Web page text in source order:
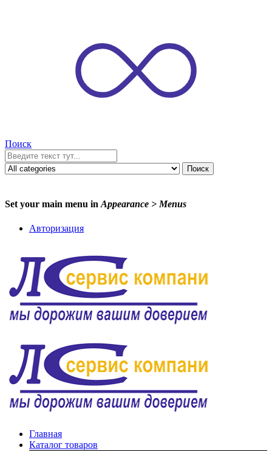
Поиск
Поиск
Set your main menu in Appearance > Menus
Авторизация
Главная
Каталог товаров